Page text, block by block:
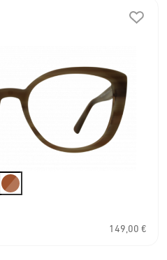
149,00 €